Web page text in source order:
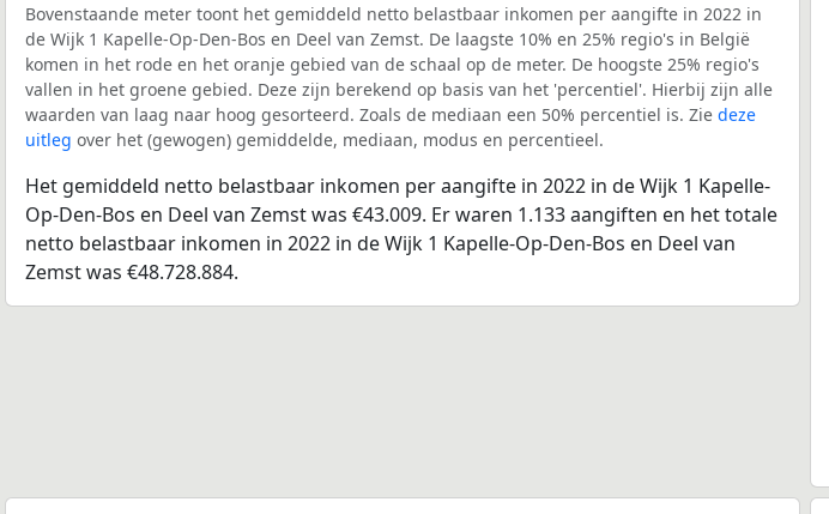
Bovenstaande meter toont het gemiddeld netto belastbaar inkomen per aangifte in 2022 in
de Wijk 1 Kapelle-Op-Den-Bos en Deel van Zemst. De laagste 10% en 25% regio's in België
komen in het rode en het oranje gebied van de schaal op de meter. De hoogste 25% regio's
vallen in het groene gebied. Deze zijn berekend op basis van het 'percentiel'. Hierbij zijn alle
waarden van laag naar hoog gesorteerd. Zoals de mediaan een 50% percentiel is. Zie deze
uitleg over het (gewogen) gemiddelde, mediaan, modus en percentieel.
Het gemiddeld netto belastbaar inkomen per aangifte in 2022 in de Wijk 1 Kapelle-
Op-Den-Bos en Deel van Zemst was €43.009. Er waren 1.133 aangiften en het totale
netto belastbaar inkomen in 2022 in de Wijk 1 Kapelle-Op-Den-Bos en Deel van
Zemst was €48.728.884.